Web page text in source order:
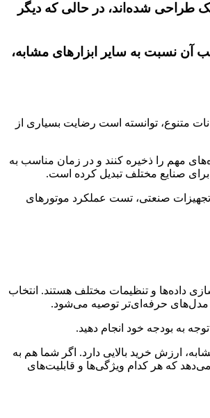
طراحی شده‌اند، در حالی که دیگر
آن نسبت به سایر ابزارهای مشابه،
متنوع، توانسته است رضایت بسیاری از
مهم را ذخیره کنند و در زمان مناسب به
برای صنایع مختلف تبدیل کرده است.
تجهیزات صنعتی، تست عملکرد موتورهای
داده‌ها و تنظیمات مختلف هستند. انتخاب
مدل‌های حرفه‌ای‌تر توصیه می‌شود.
به بودجه خود انجام دهید.
ارزش خرید بالایی دارد. اگر شما هم به
می‌دهد که هر کدام ویژگی‌ها و قابلیت‌های